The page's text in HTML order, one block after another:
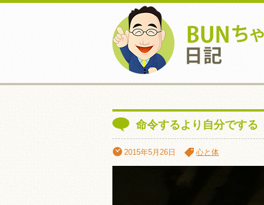
命令するより自分でする
2015年5月26日 心と体